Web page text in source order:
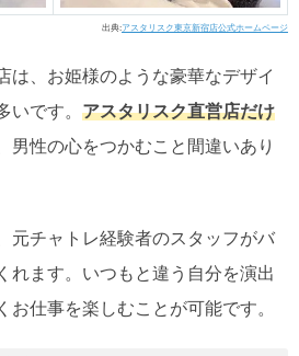
出典:アスタリスク東京新宿店公式ホームページ
は、お姫様のような豪華なデザイ
いです。 アスタリスク直営店だけ
男性の心をつかむこと間違いあり
元チャトレ経験者のスタッフがバ
れます。いつもと違う自分を演出
お仕事を楽しむことが可能です。